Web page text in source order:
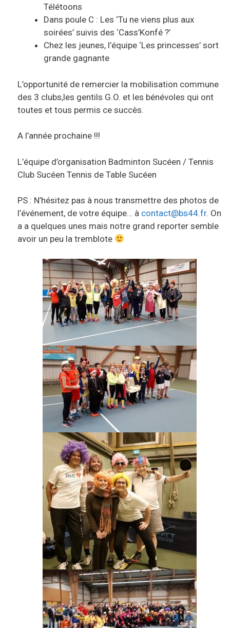
Télétoons
Dans poule C : Les ‘Tu ne viens plus aux
soirées’ suivis des ‘Cass’Konfé ?’
Chez les jeunes, l’équipe ‘Les princesses’ sort
grande gagnante
L’opportunité de remercier la mobilisation commune
des 3 clubs,les gentils G.O. et les bénévoles qui ont
toutes et tous permis ce succès.
A l’année prochaine !!!
L’équipe d’organisation Badminton Sucéen / Tennis
Club Sucéen Tennis de Table Sucéen
PS : N’hésitez pas à nous transmettre des photos de
l’événement, de votre équipe… à contact@bs44.fr. On
a a quelques unes mais notre grand reporter semble
avoir un peu la tremblote